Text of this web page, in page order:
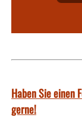
Haben Sie einen
gerne!